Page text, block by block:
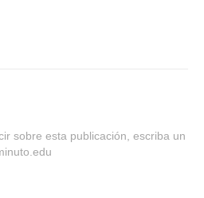
sobre esta publicación, escriba un